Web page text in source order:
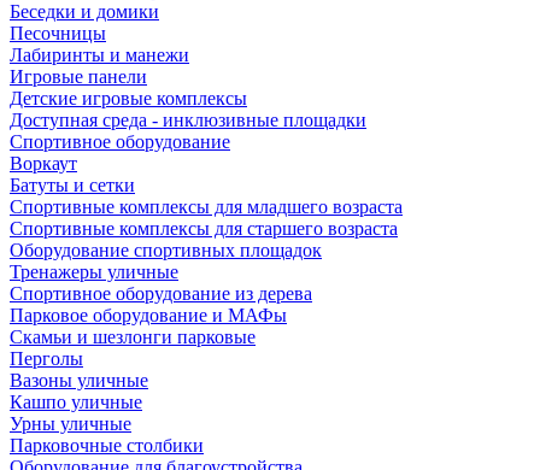
Беседки и домики
Песочницы
Лабиринты и манежи
Игровые панели
Детские игровые комплексы
Доступная среда - инклюзивные площадки
Спортивное оборудование
Воркаут
Батуты и сетки
Спортивные комплексы для младшего возраста
Спортивные комплексы для старшего возраста
Оборудование спортивных площадок
Тренажеры уличные
Спортивное оборудование из дерева
Парковое оборудование и МАФы
Скамьи и шезлонги парковые
Перголы
Вазоны уличные
Кашпо уличные
Урны уличные
Парковочные столбики